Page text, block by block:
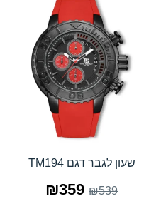
שעון לגבר דגם TM194
₪539
₪359